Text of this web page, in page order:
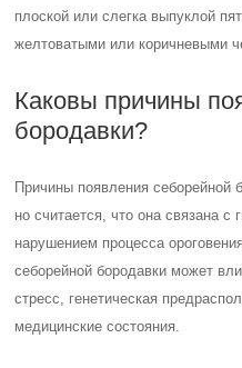
плоской или слегка выпуклой
желтоватыми или коричневыми
Каковы причины
бородавки?
Причины появления себорейной
но считается, что она связана
нарушением процесса
себорейной бородавки может
стресс, генетическая
медицинские состояния.